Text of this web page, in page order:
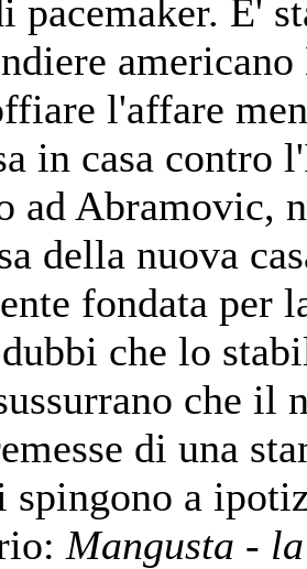
pacemaker. E'
l'affare
in casa contro
ad Abramovic,
della nuova
fondata per
che lo
che il
di una
spingono a
Mangusta -